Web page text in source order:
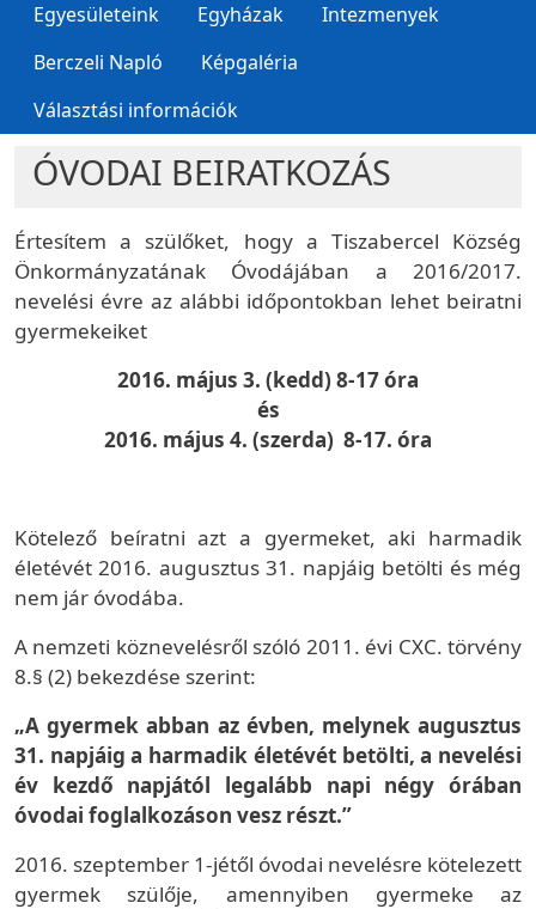
Egyesületeink
Egyházak
Intezmenyek
Berczeli Napló
Képgaléria
Választási információk
ÓVODAI BEIRATKOZÁS
Értesítem a szülőket, hogy a Tiszabercel Község
Önkormányzatának Óvodájában a 2016/2017.
nevelési évre az alábbi időpontokban lehet beiratni
gyermekeiket
2016. május 3. (kedd) 8-17 óra
és
2016. május 4. (szerda) 8-17. óra
Kötelező beíratni azt a gyermeket, aki harmadik
életévét 2016. augusztus 31. napjáig betölti és még
nem jár óvodába.
A nemzeti köznevelésről szóló 2011. évi CXC. törvény
8.§ (2) bekezdése szerint:
„A gyermek abban az évben, melynek augusztus
31. napjáig a harmadik életévét betölti, a nevelési
év kezdő napjától legalább napi négy órában
óvodai foglalkozáson vesz részt.”
2016. szeptember 1-jétől óvodai nevelésre kötelezett
gyermek szülője, amennyiben gyermeke az